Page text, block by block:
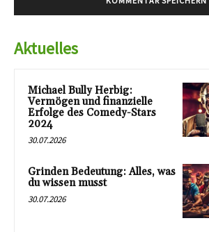
Aktuelles
Michael Bully Herbig:
Vermögen und finanzielle
Erfolge des Comedy-Stars
2024
30.07.2026
Grinden Bedeutung: Alles, was
du wissen musst
30.07.2026